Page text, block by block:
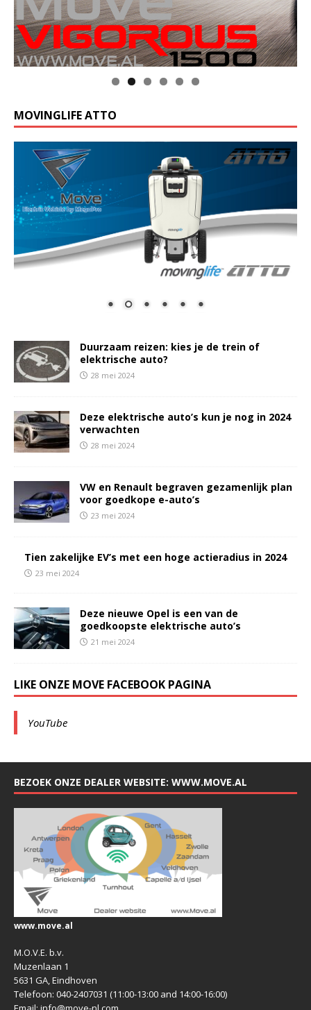
MOVINGLIFE ATTO
Duurzaam reizen: kies je de trein of
elektrische auto?
28 mei 2024
Deze elektrische auto’s kun je nog in 2024
verwachten
28 mei 2024
VW en Renault begraven gezamenlijk plan
voor goedkope e-auto’s
23 mei 2024
Tien zakelijke EV’s met een hoge actieradius in 2024
23 mei 2024
Deze nieuwe Opel is een van de
goedkoopste elektrische auto’s
21 mei 2024
LIKE ONZE MOVE FACEBOOK PAGINA
YouTube
BEZOEK ONZE DEALER WEBSITE: WWW.MOVE.AL
www.move.al
M.O.V.E. b.v.
Muzenlaan 1
5631 GA, Eindhoven
Telefoon: 040-2407031 (11:00-13:00 and 14:00-16:00)